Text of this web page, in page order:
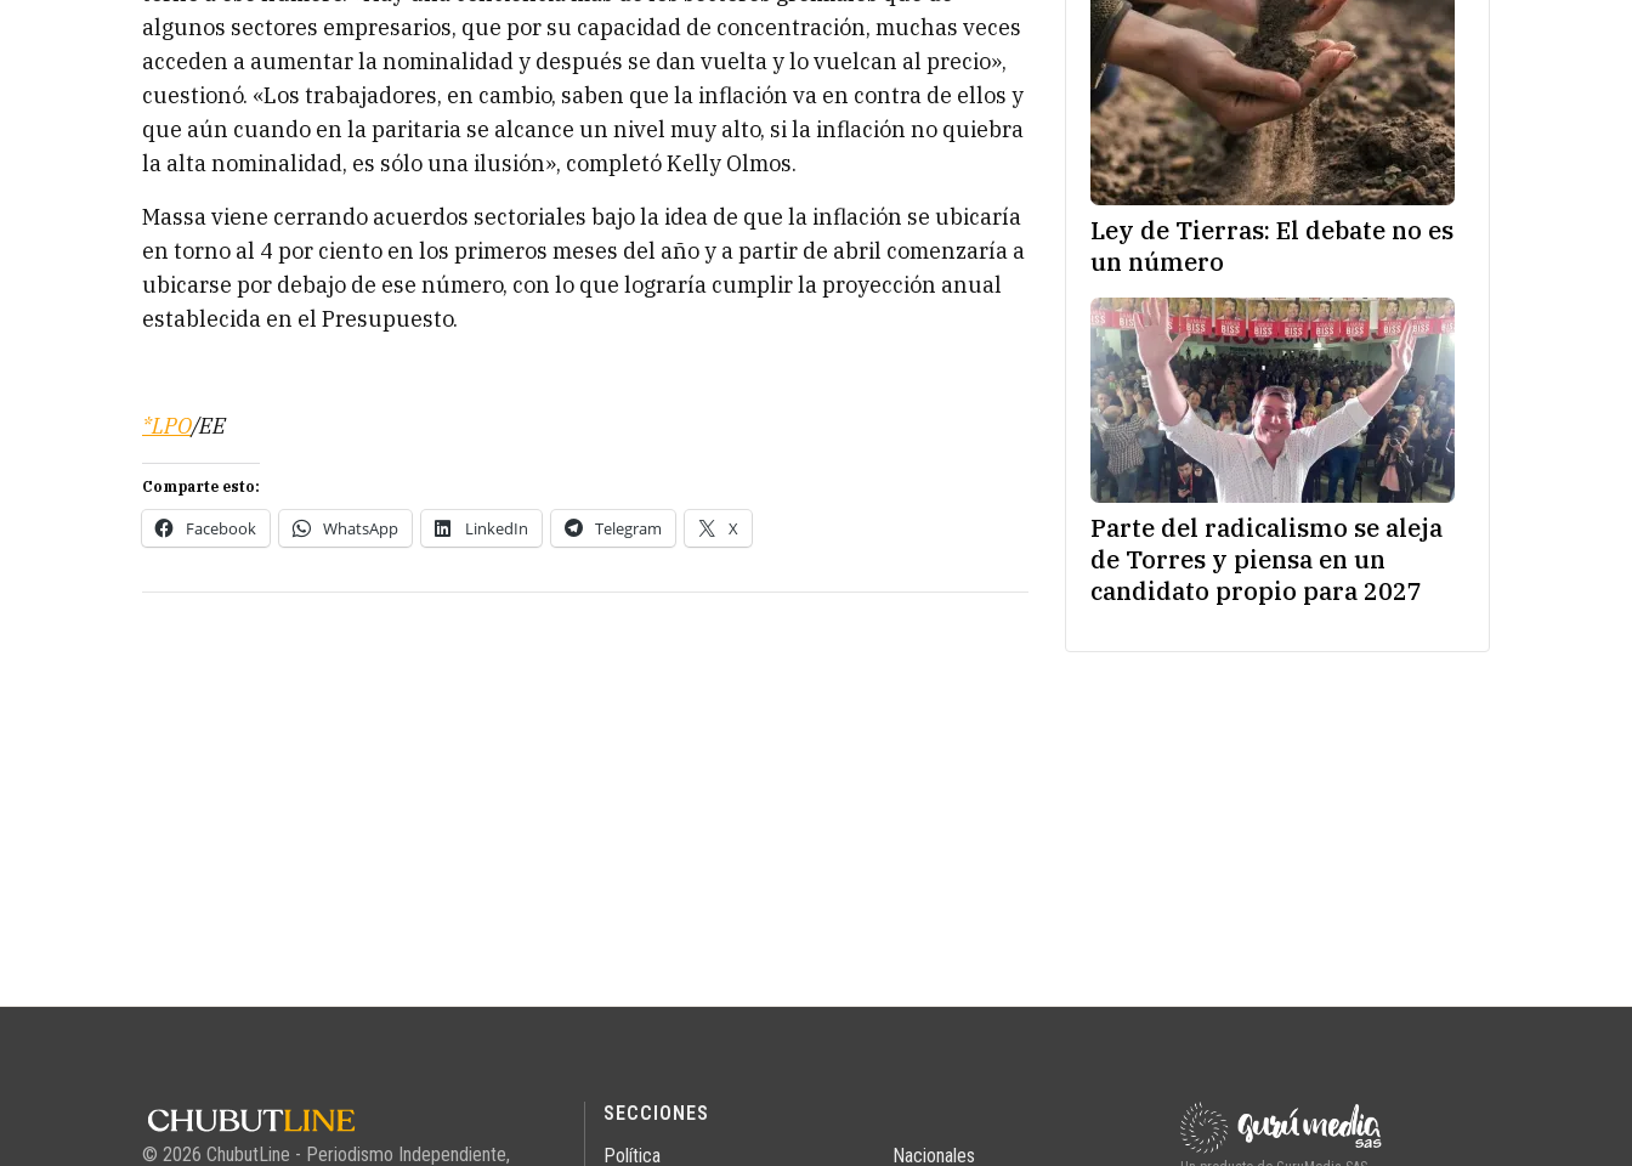
algunos sectores empresarios, que por su capacidad de concentración, muchas veces
acceden a aumentar la nominalidad y después se dan vuelta y lo vuelcan al precio»,
cuestionó. «Los trabajadores, en cambio, saben que la inflación va en contra de ellos y
que aún cuando en la paritaria se alcance un nivel muy alto, si la inflación no quiebra
la alta nominalidad, es sólo una ilusión», completó Kelly Olmos.
Massa viene cerrando acuerdos sectoriales bajo la idea de que la inflación se ubicaría
en torno al 4 por ciento en los primeros meses del año y a partir de abril comenzaría a
ubicarse por debajo de ese número, con lo que lograría cumplir la proyección anual
establecida en el Presupuesto.
*LPO/EE
Comparte esto:
Facebook WhatsApp LinkedIn Telegram X
Ley de Tierras: El debate no es
un número
Parte del radicalismo se aleja
de Torres y piensa en un
candidato propio para 2027
© 2026 ChubutLine - Periodismo Independiente,
SECCIONES
Política
Nacionales